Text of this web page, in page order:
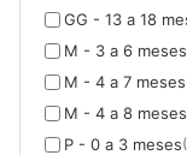
GG - 13 a 18
M - 3 a 6 meses
M - 4 a 7 meses
M - 4 a 8 meses
P - 0 a 3 meses